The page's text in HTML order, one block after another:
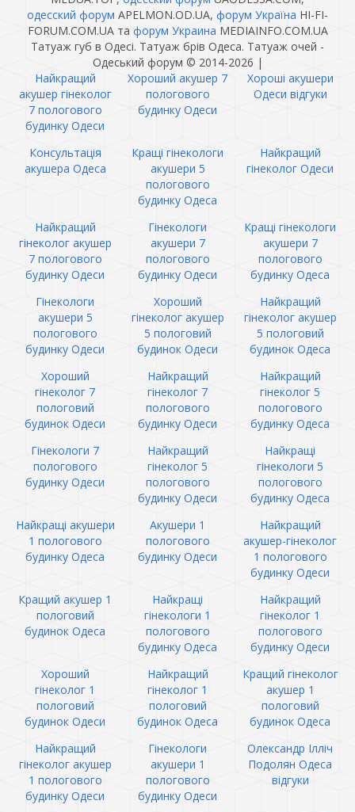
одесский форум APELMON.OD.UA, форум Україна HI-FI-
FORUM.COM.UA та форум Украина MEDIAINFO.COM.UA
Татуаж губ в Одесі. Татуаж брів Одеса. Татуаж очей -
Одеський форум © 2014-2026 |
Найкращий
акушер гінеколог
7 пологового
будинку Одеси
Хороший акушер 7
пологового
будинку Одеси
Хороші акушери
Одеси відгуки
Консультація
акушера Одеса
Кращі гінекологи
акушери 5
пологового
будинку Одеса
Найкращий
гінеколог Одеси
Найкращий
гінеколог акушер
7 пологового
будинку Одеси
Гінекологи
акушери 7
пологового
будинку Одеси
Кращі гінекологи
акушери 7
пологового
будинку Одеса
Гінекологи
акушери 5
пологового
будинку Одеси
Хороший
гінеколог акушер
5 пологовий
будинок Одеси
Найкращий
гінеколог акушер
5 пологовий
будинок Одеса
Хороший
гінеколог 7
пологовий
будинок Одеси
Найкращий
гінеколог 7
пологового
будинку Одеси
Найкращий
гінеколог 5
пологового
будинку Одеса
Гінекологи 7
пологового
будинку Одеси
Найкращий
гінеколог 5
пологового
будинку Одеси
Найкращі
гінекологи 5
пологового
будинку Одеса
Найкращі акушери
1 пологового
будинку Одеса
Акушери 1
пологового
будинку Одеси
Найкращий
акушер-гінеколог
1 пологового
будинку Одеси
Кращий акушер 1
пологовий
будинок Одеса
Найкращі
гінекологи 1
пологового
будинку Одеса
Найкращий
гінеколог 1
пологового
будинку Одеси
Хороший
гінеколог 1
пологовий
будинок Одеси
Найкращий
гінеколог 1
пологовий
будинок Одеса
Кращий гінеколог
акушер 1
пологовий
будинок Одеса
Найкращий
гінеколог акушер
1 пологового
будинку Одеси
Гінекологи
акушери 1
пологового
будинку Одеси
Олександр Ілліч
Подолян Одеса
відгуки